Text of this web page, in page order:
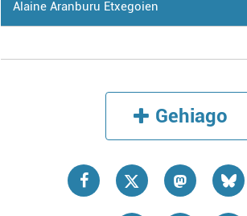
Alaine Aranburu Etxegoien
Gehiago